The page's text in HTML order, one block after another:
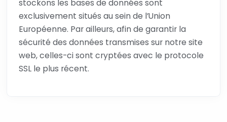
stockons les bases de données sont
exclusivement situés au sein de l’Union
Européenne. Par ailleurs, afin de garantir la
sécurité des données transmises sur notre site
web, celles-ci sont cryptées avec le protocole
SSL le plus récent.